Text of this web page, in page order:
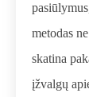
metodas
skatina
įžvalgų